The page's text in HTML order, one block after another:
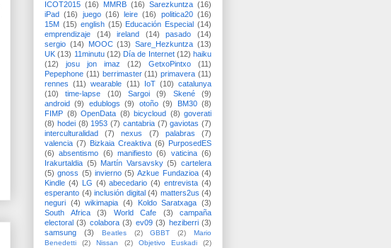
ICOT2015 (16) MMRB (16) Sarezkuntza (16)
iPad (16) juego (16) leire (16) politica20 (16)
15M (15) english (15) Educación Especial (14)
emprendizaje
(14) ireland (14) pasado
(14)
sergio (14) MOOC (13) Sare_Hezkuntza (13)
UK (13) 11minutu (12) Día de Internet (12) haiku
(12)
josu jon imaz (12) GetxoPintxo
(11)
Pepephone (11) berrimaster (11) primavera (11)
rennes (11) wearable (11) IoT (10) catalunya
(10)
time-lapse (10) Sargoi (9) Skené
(9)
android (9) edublogs (9) otoño (9) BM30 (8)
FIMP (8) OpenData (8) bicycloud (8) goverati
(8) hodei (8) 1953 (7) cantabria (7) gaviotas (7)
interculturalidad
(7) nexus (7) palabras
(7)
valencia (7) Bizkaia Creaktiva (6) PurposedES
(6)
absentismo (6) manifiesto (6) vaticina (6)
Irakurtaldia (5) Martín Varsavsky (5) cartelera
(5) gnoss (5) invierno (5) Azkue Fundazioa (4)
Kindle (4) LG (4) abecedario (4) entrevista (4)
esperanto (4) inclusión digital (4) matters2us (4)
neguri (4) wikimapia (4) Koldo Saratxaga (3)
South Africa
(3) World Cafe (3)
campaña
electoral (3) colabora (3) ev09 (3) heziberri (3)
samsung
(3) Beatles (2) GBBT (2)
Mario
Benedetti
(2) Nissan (2) Objetivo Euskadi
(2)